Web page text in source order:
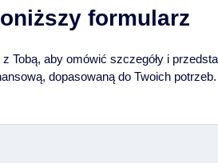
formularz
Tobą, aby omówić szczegóły i
dopasowaną do Twoich potrzeb.